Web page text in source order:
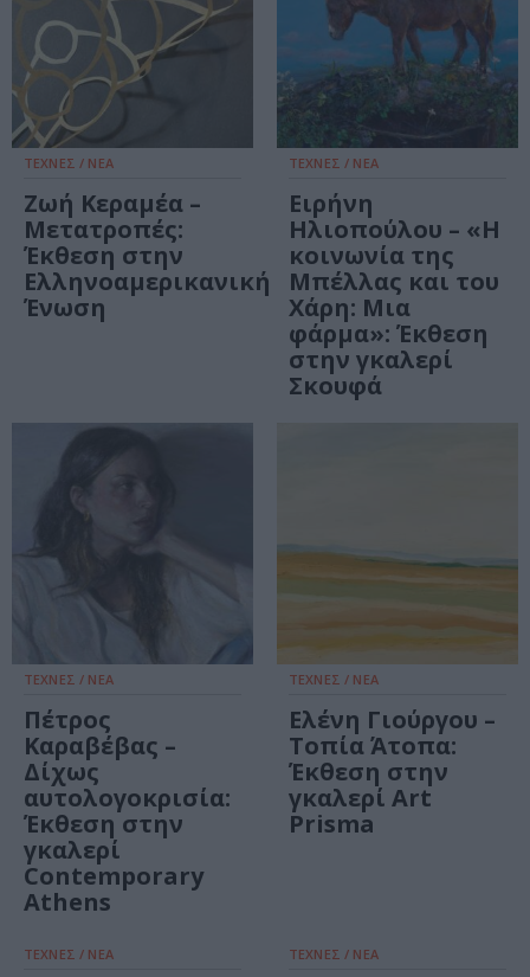
ΤΕΧΝΕΣ / ΝΕΑ
Ζωή Κεραμέα –
Μετατροπές:
Έκθεση στην
Ελληνοαμερικανική
Ένωση
ΤΕΧΝΕΣ / ΝΕΑ
Ειρήνη
Ηλιοπούλου – «Η
κοινωνία της
Μπέλλας και του
Χάρη: Μια
φάρμα»: Έκθεση
στην γκαλερί
Σκουφά
ΤΕΧΝΕΣ / ΝΕΑ
Πέτρος
Καραβέβας –
Δίχως
αυτολογοκρισία:
Έκθεση στην
γκαλερί
Contemporary
Athens
ΤΕΧΝΕΣ / ΝΕΑ
Ελένη Γιούργου –
Τοπία Άτοπα:
Έκθεση στην
γκαλερί Art
Prisma
ΤΕΧΝΕΣ / ΝΕΑ ΤΕΧΝΕΣ / ΝΕΑ